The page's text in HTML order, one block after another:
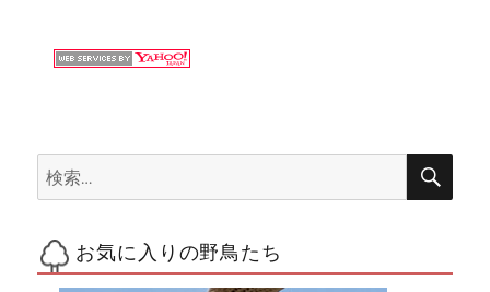
検
索:
検
お気に入りの野鳥たち